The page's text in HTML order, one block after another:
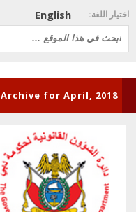
اختيار اللغة: English
Archive for April, 2018